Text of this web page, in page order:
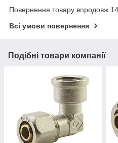
Повернення товару впродовж
Всі умови повернення
Подібні товари компанії